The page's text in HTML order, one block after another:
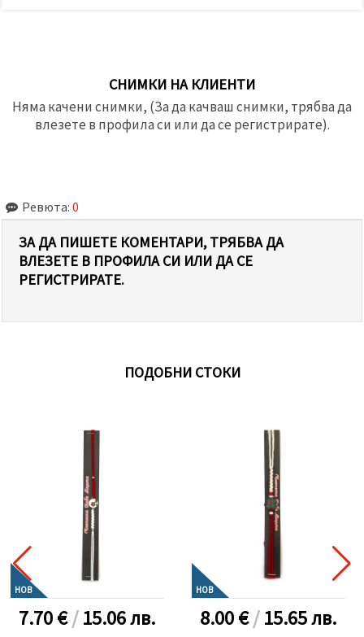
СНИМКИ НА КЛИЕНТИ
Няма качени снимки, (За да качваш снимки, трябва да
влезете в профила си или да се регистрирате).
Ревюта: 0
ЗА ДА ПИШЕТЕ КОМЕНТАРИ, ТРЯБВА ДА
ВЛЕЗЕТЕ В ПРОФИЛА СИ ИЛИ ДА СЕ
РЕГИСТРИРАТЕ.
ПОДОБНИ СТОКИ
НОВ
7.70 €/15.06лв.
НОВ
8.00 €/15.65лв.